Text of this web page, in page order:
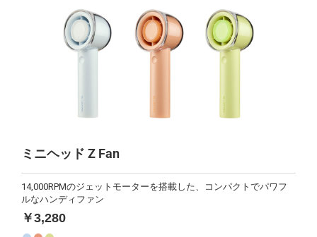
ミニヘッド Z Fan
14,000RPMのジェットモーターを搭載した、コンパクトでパワフ
ルなハンディファン
￥3,280